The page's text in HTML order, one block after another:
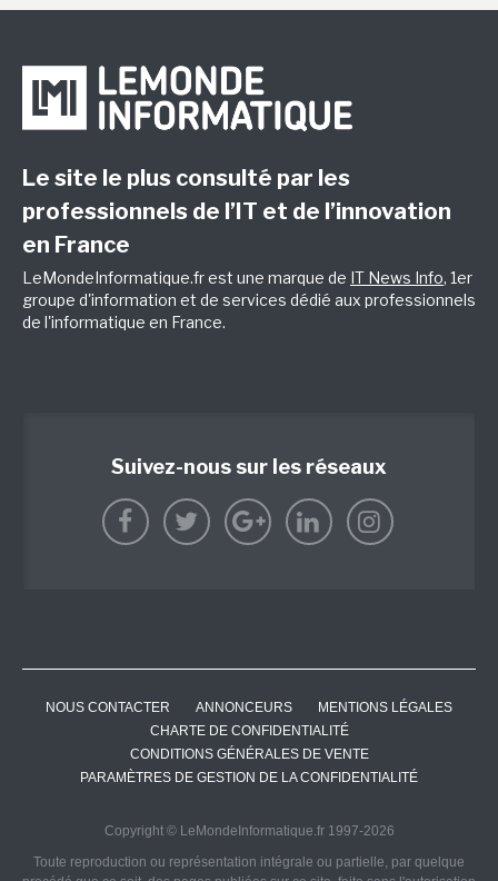
Le site le plus consulté par les
professionnels de l’IT et de l’innovation
en France
LeMondeInformatique.fr est une marque de IT News Info, 1er
groupe d'information et de services dédié aux professionnels
de l'informatique en France.
Suivez-nous sur les réseaux
NOUS CONTACTER ANNONCEURS
MENTIONS LÉGALES
CHARTE DE CONFIDENTIALITÉ
CONDITIONS GÉNÉRALES DE VENTE
PARAMÈTRES DE GESTION DE LA CONFIDENTIALITÉ
Copyright © LeMondeInformatique.fr 1997-2026
Toute reproduction ou représentation intégrale ou partielle, par quelque